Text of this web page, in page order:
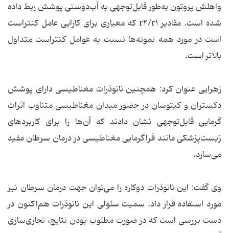
واهلش پروتون به‌طور قابل‌توجهی به آب‌دوستی پوشش ربط داده
شده است. مقادیر r۲/r۱ که معیاری برای کارایی عامل کنتراست
است در مورد همه‌ نمونه‌ها نسبت به عوامل کنتراست متداول
بالاتر است.
زهرایی عنوان کرد: همچنین نانوذرات مغناطیسی دارای پوشش
دکستران و کیتوسان در حضور میدان مغناطیسی متناوب اثرات
گرمایی قابل‌توجهی نشان دادند که آن‌ها را برای کاربردهای
زیست‌پزشکی مانند فراگرمایی مغناطیسی در درمان سرطان مفید
می‌سازد.
وی گفت: این نانوذرات دوکاره را می‌توان جهت درمان سرطان نیز
مورد استفاده قرار داد. سمیت سلولی این نانوذرات هم‌اکنون در
دست بررسی است که در صورت مطلوب بودن نتایج، تجاری‌سازی